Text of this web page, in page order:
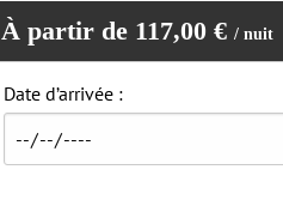
À partir de 117,00 € / nuit
Date d’arrivée :